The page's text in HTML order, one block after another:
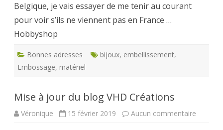
Belgique, je vais essayer de me tenir au courant
pour voir s’ils ne viennent pas en France …
Hobbyshop
Bonnes adresses bijoux, embellissement,
Embossage, matériel
Mise à jour du blog VHD Créations
Véronique 15 février 2019 Aucun commentaire